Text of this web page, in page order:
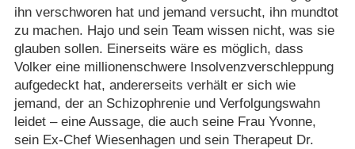
ihn verschworen hat und jemand versucht, ihn mundtot
zu machen. Hajo und sein Team wissen nicht, was sie
glauben sollen. Einerseits wäre es möglich, dass
Volker eine millionenschwere Insolvenzverschleppung
aufgedeckt hat, andererseits verhält er sich wie
jemand, der an Schizophrenie und Verfolgungswahn
leidet – eine Aussage, die auch seine Frau Yvonne,
sein Ex-Chef Wiesenhagen und sein Therapeut Dr.